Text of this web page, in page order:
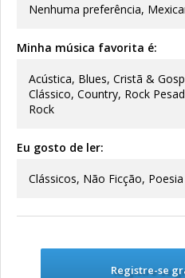
Nenhuma preferência,
Minha música favorita é:
Acústica, Blues, Cristã &
Clássico, Country, Rock
Rock
Eu gosto de ler:
Clássicos, Não Ficção, Poesia
Registre-se